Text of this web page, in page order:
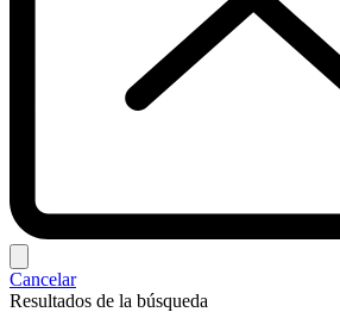
Cancelar
Resultados de la búsqueda